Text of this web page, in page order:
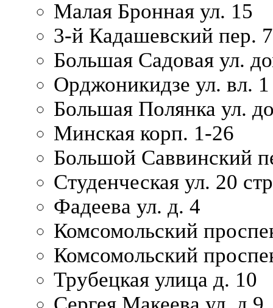
Малая Бронная ул. 15
3-й Кадашевский пер.
Большая Садовая ул.
Орджоникидзе ул. вл. 1
Большая Полянка ул.
Минская корп. 1-26
Большой Саввинский
Студенческая ул. 20
Фадеева ул. д. 4
Комсомольский
Комсомольский
Трубецкая улица д. 10